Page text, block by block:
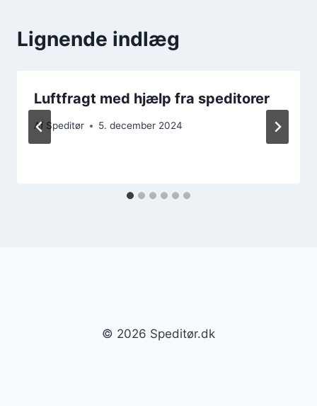
Lignende indlæg
Luftfragt med hjælp fra speditorer
Af Speditør 5. december 2024
© 2026 Speditør.dk